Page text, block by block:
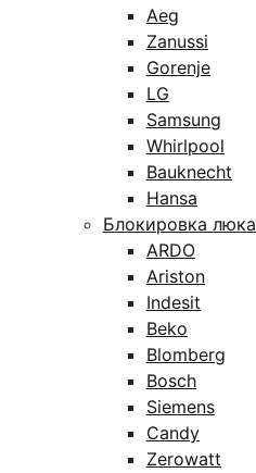
Aeg
Zanussi
Gorenje
LG
Samsung
Whirlpool
Bauknecht
Hansa
Блокировка люка
ARDO
Ariston
Indesit
Beko
Blomberg
Bosch
Siemens
Candy
Zerowatt